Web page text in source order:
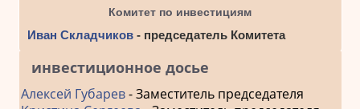
Комитет по инвестициям
Иван Складчиков- председатель Комитета
инвестиционное досье
Алексей Губарев- Заместитель председателя